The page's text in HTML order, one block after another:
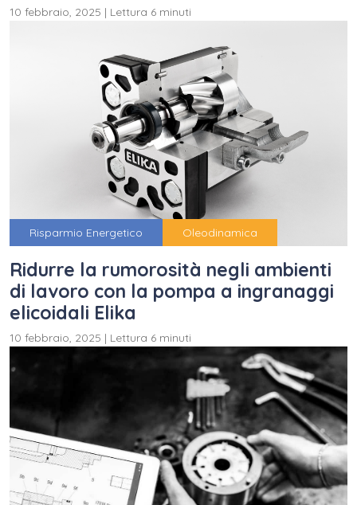
10 febbraio, 2025 | Lettura 6 minuti
Risparmio Energetico Oleodinamica
Ridurre la rumorosità negli ambienti
di lavoro con la pompa a ingranaggi
elicoidali Elika
10 febbraio, 2025 | Lettura 6 minuti